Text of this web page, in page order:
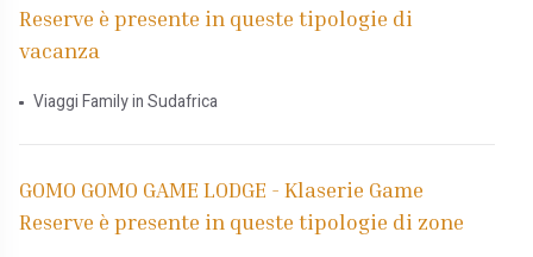
Reserve è presente in queste tipologie di
vacanza
Viaggi Family in Sudafrica
GOMO GOMO GAME LODGE - Klaserie Game
Reserve è presente in queste tipologie di zone